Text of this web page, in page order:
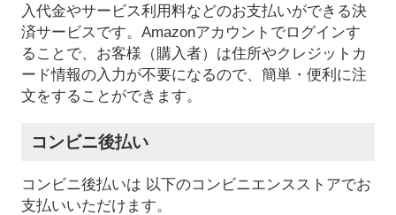
入代金やサービス利用料などのお支払いができる決
済サービスです。Amazonアカウントでログインす
ることで、お客様（購入者）は住所やクレジットカ
ード情報の入力が不要になるので、簡単・便利に注
文をすることができます。
コンビニ後払い
コンビニ後払いは 以下のコンビニエンスストアでお
支払いいただけます。